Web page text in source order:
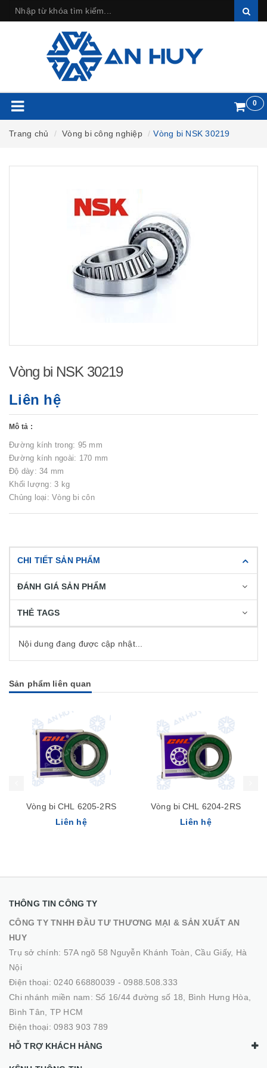
0
Trang chủ Vòng bi công nghiệp Vòng bi NSK 30219
Vòng bi NSK 30219
Liên hệ
Mô tả :
Đường kính trong: 95 mm
Đường kính ngoài: 170 mm
Độ dày: 34 mm
Khối lượng: 3 kg
Chủng loại: Vòng bi côn
CHI TIẾT SẢN PHẨM
ĐÁNH GIÁ SẢN PHẨM
THẺ TAGS
Nội dung đang được cập nhật...
Sản phẩm liên quan
Vòng bi CHL 6205-2RS
Liên hệ
Vòng bi CHL 6204-2RS
Liên hệ
THÔNG TIN CÔNG TY
CÔNG TY TNHH ĐẦU TƯ THƯƠNG MẠI & SẢN XUẤT AN
HUY
Trụ sở chính: 57A ngõ 58 Nguyễn Khánh Toàn, Cầu Giấy, Hà
Nội
Điện thoại: 0240 66880039 - 0988.508.333
Chi nhánh miền nam: Số 16/44 đường số 18, Bình Hưng Hòa,
Bình Tân, TP HCM
Điện thoại: 0983 903 789
HỖ TRỢ KHÁCH HÀNG